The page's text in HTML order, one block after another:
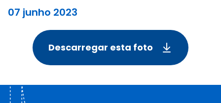
07 junho 2023
Descarregar esta foto